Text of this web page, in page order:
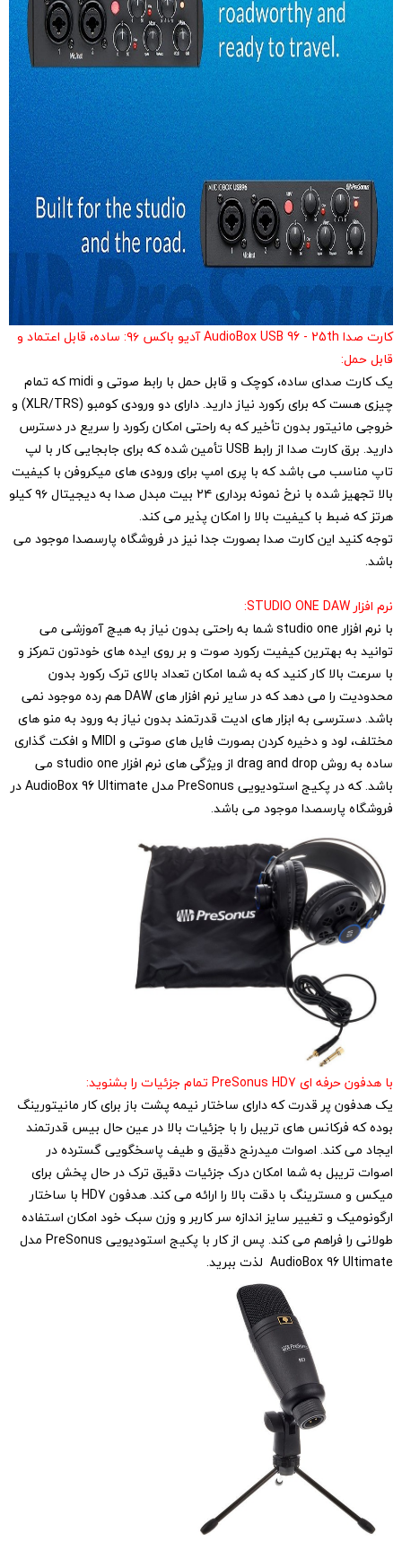
کارت صدا AudioBox USB 96 - 25th آدیو باکس ۹۶: ساده، قابل اعتماد و
قابل حمل:
یک کارت صدای ساده، کوچک و قابل حمل با رابط صوتی و midi که تمام
چیزی هست که برای رکورد نیاز دارید. دارای دو ورودی کومبو (XLR/TRS) و
خروجی مانیتور بدون تأخیر که به راحتی امکان رکورد را سریع در دسترس
دارید. برق کارت صدا از رابط USB تأمین شده که برای جابجایی کار با لپ
تاپ مناسب می باشد که با پری امپ برای ورودی های میکروفن با کیفیت
بالا تجهیز شده با نرخ نمونه برداری ۲۴ بیت مبدل صدا به دیجیتال ۹۶ کیلو
هرتز که ضبط با کیفیت بالا را امکان پذیر می کند.
توجه کنید این کارت صدا بصورت جدا نیز در فروشگاه پارسصدا موجود می
باشد.
نرم افزار STUDIO ONE DAW:
با نرم افزار studio one شما به راحتی بدون نیاز به هیچ آموزشی می
توانید به بهترین کیفیت رکورد صوت و بر روی ایده های خودتون تمرکز و
با سرعت بالا کار کنید که به شما امکان تعداد بالای ترک رکورد بدون
محدودیت را می دهد که در سایر نرم افزار های DAW هم رده موجود نمی
باشد. دسترسی به ابزار های ادیت قدرتمند بدون نیاز به ورود به منو های
مختلف، لود و دخیره کردن بصورت فایل های صوتی و MIDI و افکت گذاری
ساده به روش drag and drop از ویژگی های نرم افزار studio one می
باشد. که در پکیج استودیویی PreSonus مدل AudioBox 96 Ultimate در
فروشگاه پارسصدا موجود می باشد.
با هدفون حرفه ای PreSonus HD7 تمام جزئیات را بشنوید:
یک هدفون پر قدرت که دارای ساختار نیمه پشت باز برای کار مانیتورینگ
بوده که فرکانس های تریبل را با جزئیات بالا در عین حال بیس قدرتمند
ایجاد می کند. اصوات میدرنج دقیق و طیف پاسخگویی گسترده در
اصوات تریبل به شما امکان درک جزئیات دقیق ترک در حال پخش برای
میکس و مسترینگ با دقت بالا را ارائه می کند. هدفون HD7 با ساختار
ارگونومیک و تغییر سایز اندازه سر کاربر و وزن سبک خود امکان استفاده
طولانی را فراهم می کند. پس از کار با پکیج استودیویی PreSonus مدل
AudioBox 96 Ultimate لذت ببرید.